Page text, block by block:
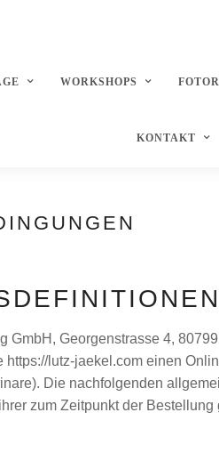
WORKSHOPS
KONTAKT
Georgenstrasse 4,
https://lutz-jaekel.com einen
Die nachfolgenden
zum Zeitpunkt der